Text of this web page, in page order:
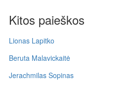
Kitos paieškos
Lionas Lapitko
Beruta Malavickaitė
Jerachmilas Sopinas